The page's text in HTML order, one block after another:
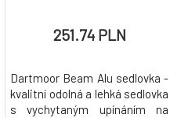
251.74 PLN
Dartmoor Beam Alu sedlovka -
kvalitní odolná a lehká sedlovka
s vychytaným upínáním na